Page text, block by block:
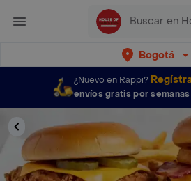
Bogotá
¿Nuevo en Rappi?
envíos gratis por semanas